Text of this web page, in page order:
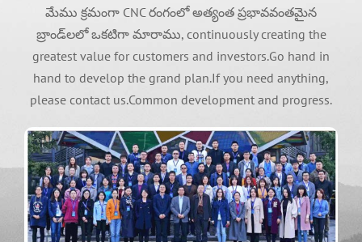
మేము క్రమంగా CNC రంగంలో అత్యంత ప్రభావవంతమైన
బ్రాండ్‌లలో ఒకటిగా మారాము, continuously creating the
greatest value for customers and investors.Go hand in
hand to develop the grand plan.If you need anything,
please contact us.Common development and progress.